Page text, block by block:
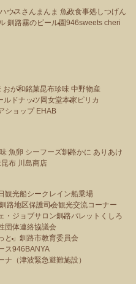
ウス さんまんま 魚政食事処しつげん
釧路霧のビール園946sweets cheri
おが和銘菓昆布珍味 中野物産
ルドナッツ 岡女堂本家 ピリカ
ショップ EHAB
魚卵 シーフーズ釧路かに ありあけ
布 川島商店
観光船シークレイン船乗場
路地区保護司会観光交流コーナー
・ジョブサロン釧路パレットくしろ
団体連絡協議会
と」釧路市教育委員会
ス946BANYA
ナ（津波緊急避難施設）